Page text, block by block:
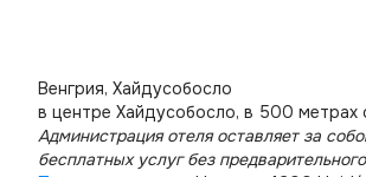
Венгрия, Хайдусобосло
в центре Хайдусобосло, в 500 метрах
Администрация отеля оставляет за
бесплатных услуг без